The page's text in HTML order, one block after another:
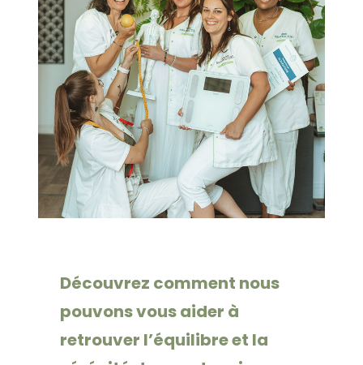
Découvrez comment nous
pouvons vous aider à
retrouver l’équilibre et la